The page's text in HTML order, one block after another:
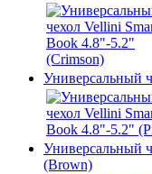
Универсальный
Универсальный
(Brown)